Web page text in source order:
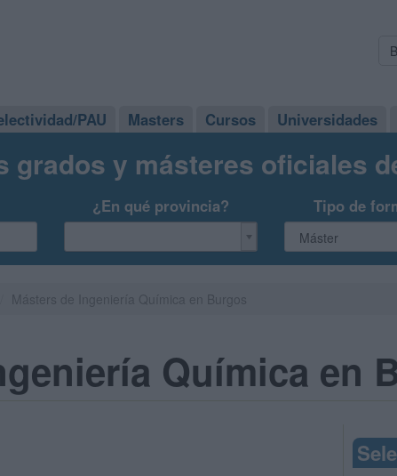
PAU Masters Cursos Universidades
grados y másteres oficiales
¿En qué provincia? Tipo de
Química en